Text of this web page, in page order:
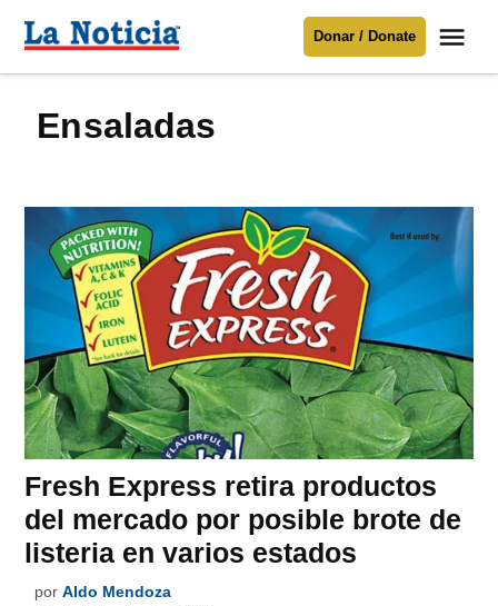
Para mantenerte informado necesitamos
contenido
Noticia
Donar / Donate
ensaladas
Fresh Express retira productos
del mercado por posible brote de
listeria en varios estados
por Aldo Mendoza